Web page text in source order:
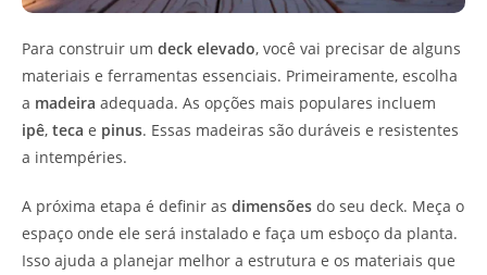
Para construir um deck elevado, você vai precisar de alguns
materiais e ferramentas essenciais. Primeiramente, escolha
a madeira adequada. As opções mais populares incluem
ipê, teca e pinus. Essas madeiras são duráveis e resistentes
a intempéries.
A próxima etapa é definir as dimensões do seu deck. Meça o
espaço onde ele será instalado e faça um esboço da planta.
Isso ajuda a planejar melhor a estrutura e os materiais que